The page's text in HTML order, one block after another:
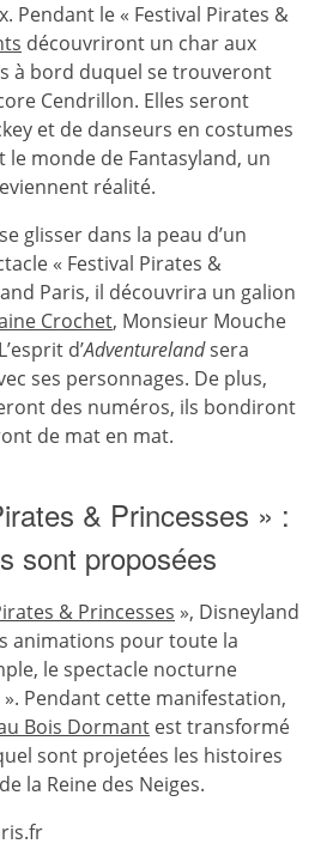
Pendant le « Festival Pirates &
découvriront un char aux
à bord duquel se trouveront
Cendrillon. Elles seront
et de danseurs en costumes
monde de Fantasyland, un
réalité.
glisser dans la peau d’un
« Festival Pirates &
Paris, il découvrira un galion
Crochet, Monsieur Mouche
d’Adventurelandsera
ses personnages. De plus,
des numéros, ils bondiront
de mat en mat.
& Princesses » :
sont proposées
& Princesses », Disneyland
animations pour toute la
le spectacle nocturne
Pendant cette manifestation,
Bois Dormant est transformé
sont projetées les histoires
la Reine des Neiges.